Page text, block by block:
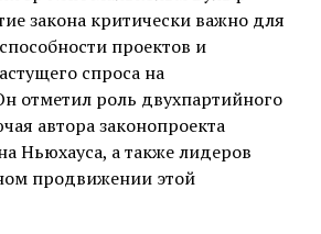
закона критически важно для
проектов и
спроса на
отметил роль двухпартийного
автора законопроекта
Ньюхауса, а также лидеров
продвижении этой